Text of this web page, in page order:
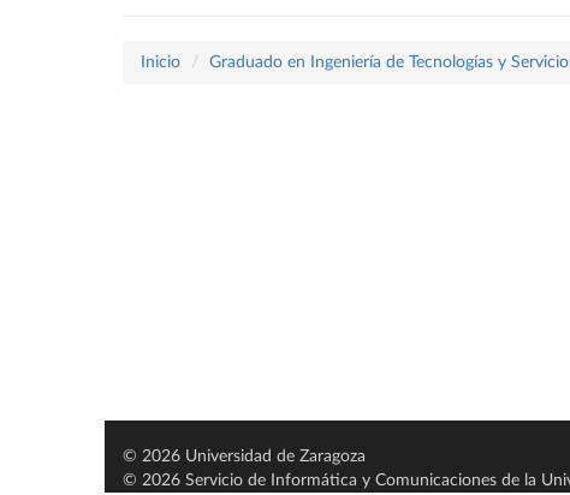
Inicio Graduado en Ingeniería de Tecnologías y
© 2026 Universidad de Zaragoza
© 2026 Servicio de Informática y Comunicaciones de la